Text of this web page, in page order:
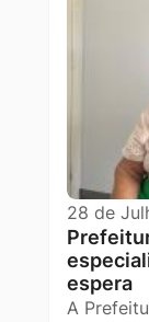
28 de
espera
A